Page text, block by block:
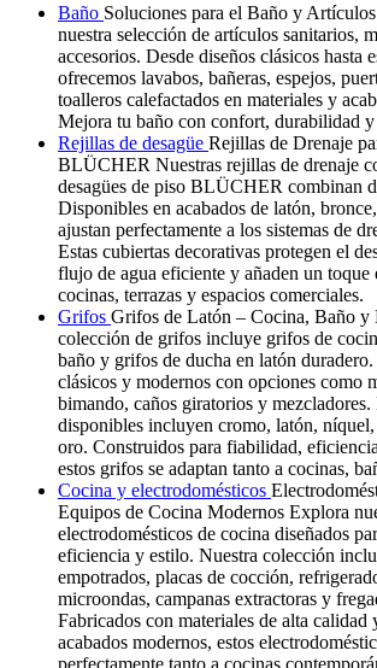
Baño Soluciones para el Baño y
nuestra selección de artículos sanitarios,
accesorios. Desde diseños clásicos hasta
ofrecemos lavabos, bañeras, espejos,
toalleros calefactados en materiales y
Mejora tu baño con confort, durabilidad y
Rejillas de desagüe Rejillas de Drenaje
BLÜCHER Nuestras rejillas de drenaje
desagües de piso BLÜCHER combinan
Disponibles en acabados de latón,
ajustan perfectamente a los sistemas de
Estas cubiertas decorativas protegen el
flujo de agua eficiente y añaden un toque
cocinas, terrazas y espacios comerciales.
Grifos Grifos de Latón – Cocina, Baño y
colección de grifos incluye grifos de
baño y grifos de ducha en latón
clásicos y modernos con opciones como
bimando, caños giratorios y mezcladores.
disponibles incluyen cromo, latón,
oro. Construidos para fiabilidad,
estos grifos se adaptan tanto a cocinas,
Cocina y electrodomésticos
Equipos de Cocina Modernos Explora
electrodomésticos de cocina diseñados
eficiencia y estilo. Nuestra colección
empotrados, placas de cocción,
microondas, campanas extractoras y
Fabricados con materiales de alta calidad
acabados modernos, estos
perfectamente tanto a cocinas